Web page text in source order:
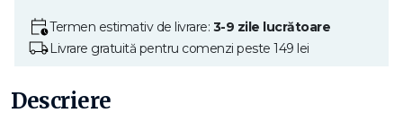
Termen estimativ de livrare: 3-9 zile lucrătoare
Livrare gratuită pentru comenzi peste 149 lei
Descriere